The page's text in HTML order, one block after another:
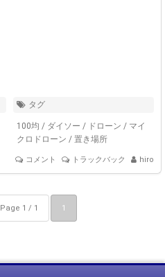
タグ
100均 / ダイソー / ドローン / マイ
クロドローン / 置き場所
コメント トラックバック hiro
Page 1 / 1 1